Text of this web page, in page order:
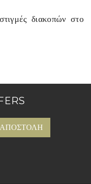
διακοπών στο